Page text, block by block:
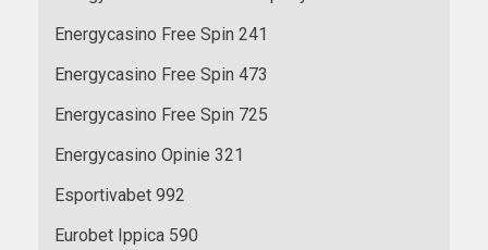
Energycasino Free Spin 241
Energycasino Free Spin 473
Energycasino Free Spin 725
Energycasino Opinie 321
Esportivabet 992
Eurobet Ippica 590